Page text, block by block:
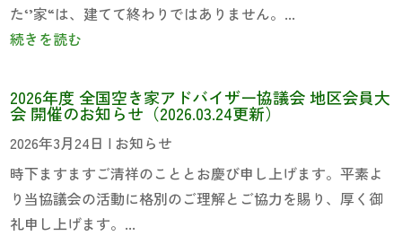
た‘’家“は、建てて終わりではありません。...
続きを読む
2026年度 全国空き家アドバイザー協議会 地区会員大
会 開催のお知らせ（2026.03.24更新）
2026年3月24日 | お知らせ
時下ますますご清祥のこととお慶び申し上げます。平素よ
り当協議会の活動に格別のご理解とご協力を賜り、厚く御
礼申し上げます。...